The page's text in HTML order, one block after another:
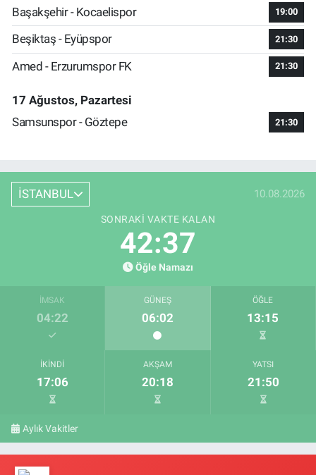
Başakşehir - Kocaelispor
19:00
Beşiktaş - Eyüpspor 21:30
Amed - Erzurumspor FK 21:30
17 Ağustos, Pazartesi
Samsunspor - Göztepe
21:30
İSTANBUL 10.08.2026
SONRAKI VAKTE KALAN
42:36
Öğle Namazı
İMSAK
04:22
GÜNEŞ
06:02
ÖĞLE
13:15
İKINDI
17:06
AKŞAM
20:18
YATSI
21:50
Aylık Vakitler